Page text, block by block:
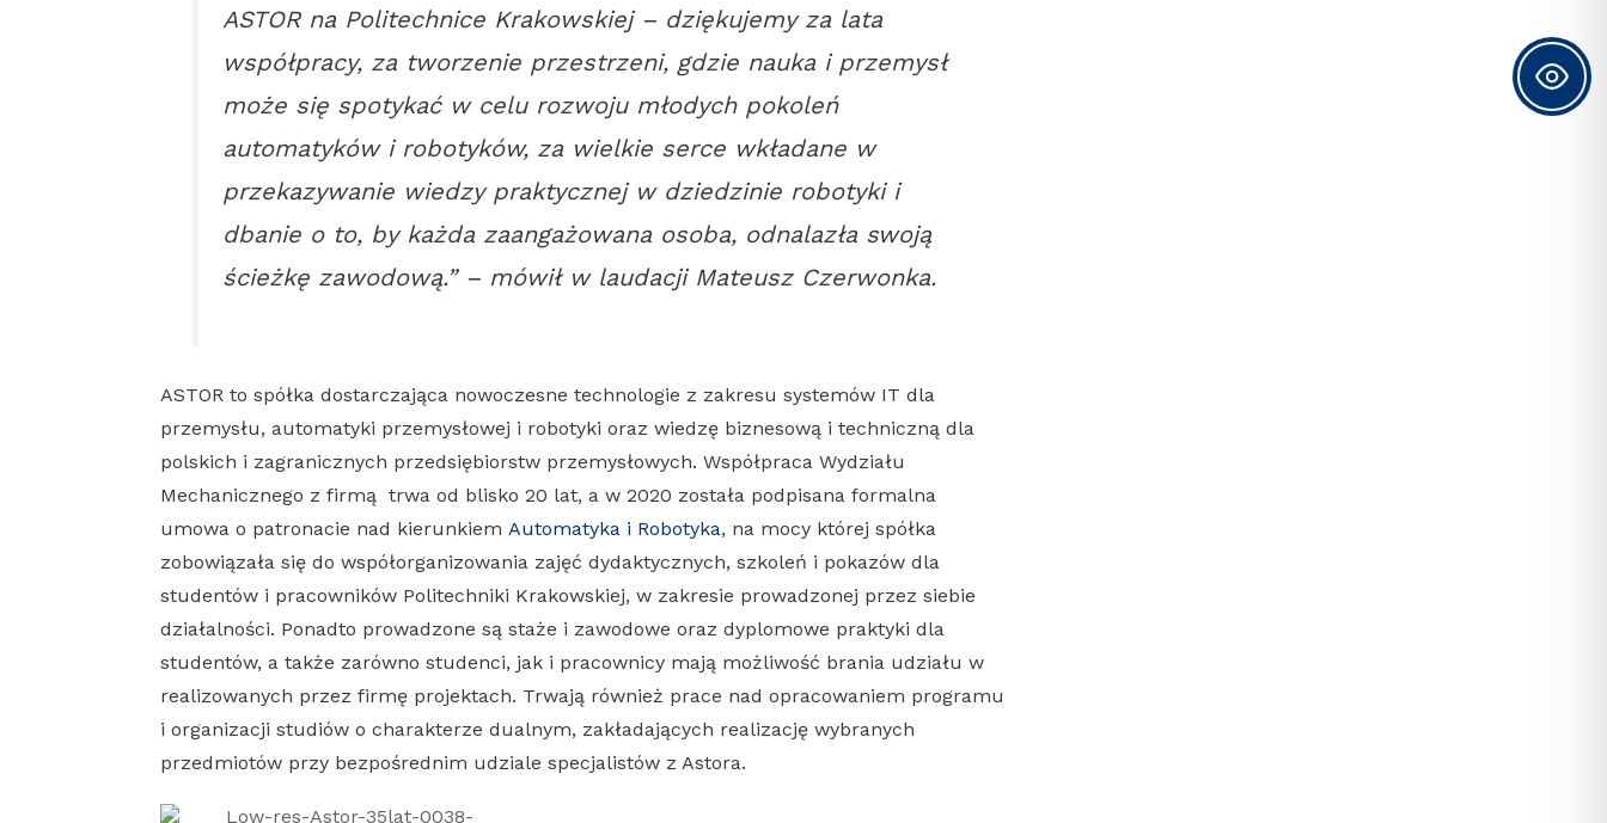
ASTOR na Politechnice Krakowskiej – dziękujemy za lata
współpracy, za tworzenie przestrzeni, gdzie nauka i przemysł
może się spotykać w celu rozwoju młodych pokoleń
automatyków i robotyków, za wielkie serce wkładane w
przekazywanie wiedzy praktycznej w dziedzinie robotyki i
dbanie o to, by każda zaangażowana osoba, odnalazła swoją
ścieżkę zawodową.” – mówił w laudacji Mateusz Czerwonka.
ASTOR to spółka dostarczająca nowoczesne technologie z zakresu systemów IT dla
przemysłu, automatyki przemysłowej i robotyki oraz wiedzę biznesową i techniczną dla
polskich i zagranicznych przedsiębiorstw przemysłowych. Współpraca Wydziału
Mechanicznego z firmą trwa od blisko 20 lat, a w 2020 została podpisana formalna
umowa o patronacie nad kierunkiem Automatyka i Robotyka, na mocy której spółka
zobowiązała się do współorganizowania zajęć dydaktycznych, szkoleń i pokazów dla
studentów i pracowników Politechniki Krakowskiej, w zakresie prowadzonej przez siebie
działalności. Ponadto prowadzone są staże i zawodowe oraz dyplomowe praktyki dla
studentów, a także zarówno studenci, jak i pracownicy mają możliwość brania udziału w
realizowanych przez firmę projektach. Trwają również prace nad opracowaniem programu
i organizacji studiów o charakterze dualnym, zakładających realizację wybranych
przedmiotów przy bezpośrednim udziale specjalistów z Astora.